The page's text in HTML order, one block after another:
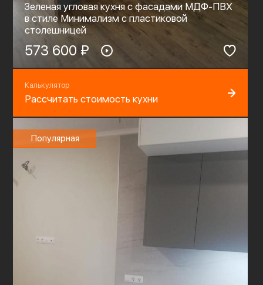
Зеленая угловая кухня с фасадами МДФ-ПВХ
в стиле Минимализм с пластиковой
столешницей
573 600 ₽
Калькулятор
Рассчитать стоимость кухни
Популярная